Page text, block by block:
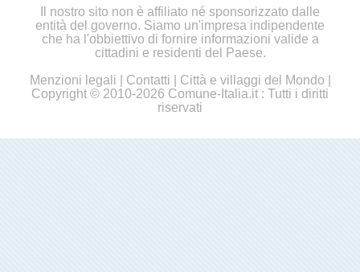
Il nostro sito non è affiliato né sponsorizzato dalle
entità del governo. Siamo un'impresa indipendente
che ha l'obbiettivo di fornire informazioni valide a
cittadini e residenti del Paese.
Menzioni legali
Contatti Città e villaggi del Mondo
Copyright © 2010-2026 Comune-Italia.it : Tutti i diritti
riservati